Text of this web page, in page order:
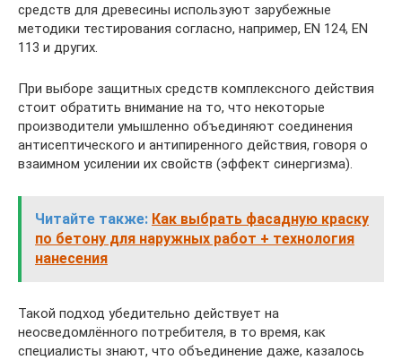
средств для древесины используют зарубежные
методики тестирования согласно, например, EN 124, EN
113 и других.
При выборе защитных средств комплексного действия
стоит обратить внимание на то, что некоторые
производители умышленно объединяют соединения
антисептического и антипиренного действия, говоря о
взаимном усилении их свойств (эффект синергизма).
Читайте также: Как выбрать фасадную краску
по бетону для наружных работ + технология
нанесения
Такой подход убедительно действует на
неосведомлённого потребителя, в то время, как
специалисты знают, что объединение даже, казалось